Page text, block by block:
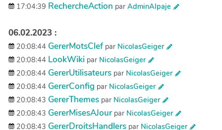
17:04:39 RechercheAction par AdminAlpaje
06.02.2023 :
20:08:44 GererMotsClef par NicolasGeiger
20:08:44 LookWiki par NicolasGeiger
20:08:44 GererUtilisateurs par NicolasGeiger
20:08:44 GererConfig par NicolasGeiger
20:08:43 GererThemes par NicolasGeiger
20:08:43 GererMisesAJour par NicolasGeiger
20:08:43 GererDroitsHandlers par NicolasGeiger